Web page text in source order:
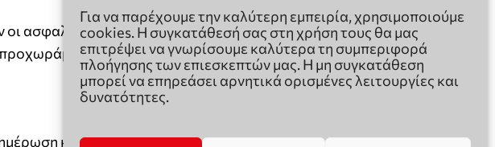
Για να παρέχουμε την καλύτερη εμπειρία, χρησιμοποιούμε
cookies. Η συγκατάθεσή σας στη χρήση τους θα μας
επιτρέψει να γνωρίσουμε καλύτερα τη συμπεριφορά
πλοήγησης των επιεσκεπτών μας. Η μη συγκατάθεση
μπορεί να επηρεάσει αρνητικά ορισμένες λειτουργίες και
δυνατότητες.